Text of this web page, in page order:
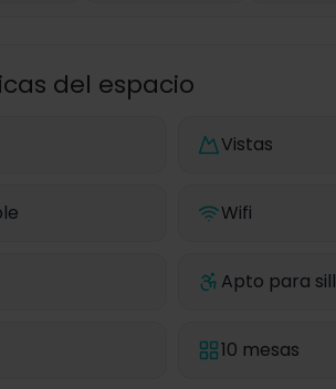
del espacio
Vistas
Wifi
Apto para
10 mesas